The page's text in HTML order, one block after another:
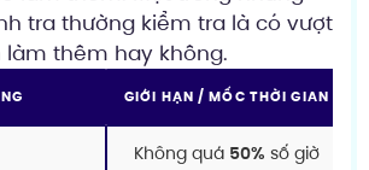
tra thường kiểm tra là có vượt
thêm hay không.
GIỚI HẠN / MỐC THỜI GIAN
Không quá 50% số giờ